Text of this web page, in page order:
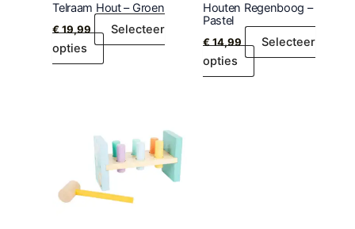
Telraam Hout – Groen
€19,99
Selecteer
opties
Houten Regenboog –
Pastel
€14,99
Selecteer
opties